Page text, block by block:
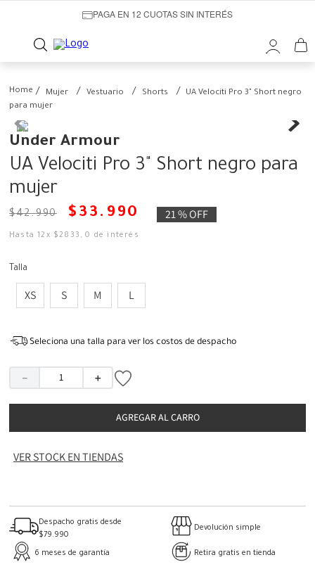
PAGA EN 12 CUOTAS SIN INTERÉS
Mujer Vestuario Shorts
UA Velociti Pro 3" Short negro
para mujer
Under Armour
UA Velociti Pro 3" Short negro para
mujer
$42.990 $ 33 . 990 21 %OFF
Hasta12 x $2833 ,0 de interés
Talla
XS S M L
Seleciona una talla para ver los costos de despacho
＋
－
AGREGAR AL CARRO
VER STOCK EN TIENDAS
Despacho gratis desde
$79.990
Devolución simple
6 meses de garantía Retira gratis en tienda